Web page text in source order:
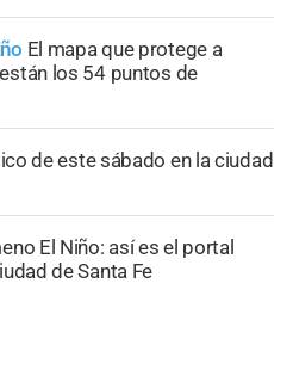
El mapa que protege a
los 54 puntos de
de este sábado en la ciudad
El Niño: así es el portal
de Santa Fe